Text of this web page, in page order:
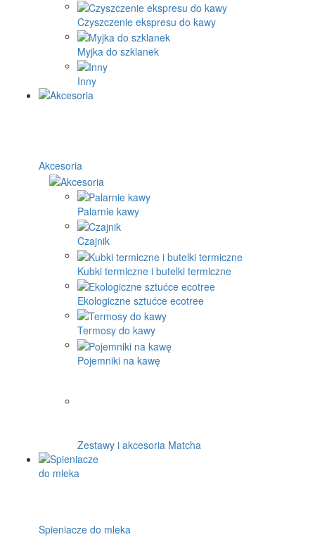
Czyszczenie ekspresu do kawy
Myjka do szklanek
Inny
Akcesoria
Palarnie kawy
Czajnik
Kubki termiczne i butelki termiczne
Ekologiczne sztućce ecotree
Termosy do kawy
Pojemniki na kawę
Zestawy i akcesoria Matcha
Spieniacze do mleka